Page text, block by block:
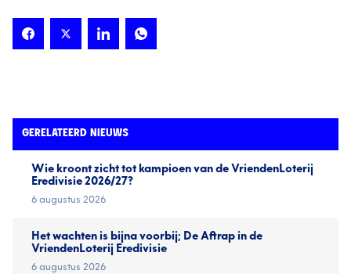
GERELATEERD NIEUWS
Wie kroont zicht tot kampioen van de VriendenLoterij
Eredivisie 2026/27?
6 augustus 2026
Het wachten is bijna voorbij; De Aftrap in de
VriendenLoterij Eredivisie
6 augustus 2026